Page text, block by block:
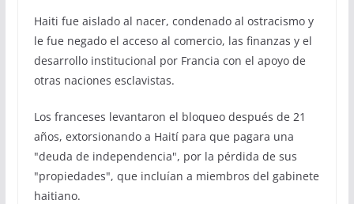
Haiti fue aislado al nacer, condenado al ostracismo y
le fue negado el acceso al comercio, las finanzas y el
desarrollo institucional por Francia con el apoyo de
otras naciones esclavistas.
Los franceses levantaron el bloqueo después de 21
años, extorsionando a Haití para que pagara una
"deuda de independencia", por la pérdida de sus
"propiedades", que incluían a miembros del gabinete
haitiano.